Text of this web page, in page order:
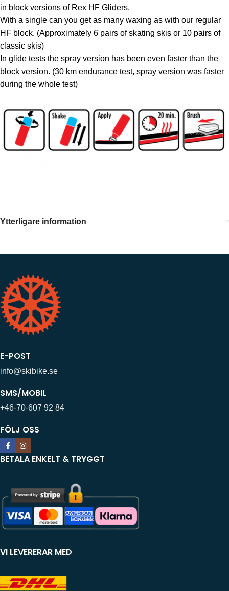
in block versions of Rex HF Gliders.
With a single can you get as many waxing as with our regular
HF block. (Approximately 6 pairs of skating skis or 10 pairs of
classic skis)
In glide tests the spray version has been even faster than the
block version. (30 km endurance test, spray version was faster
during the whole test)
Ytterligare information
E-POST
info@skibike.se
SMS/MOBIL
+46-70-607 92 84
FÖLJ OSS
BETALA ENKELT & TRYGGT
VI LEVERERAR MED